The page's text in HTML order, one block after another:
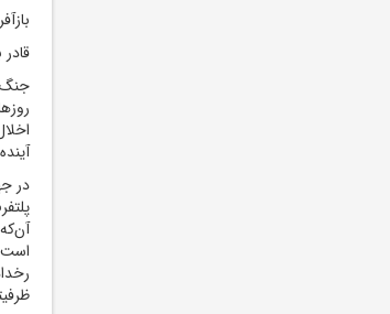
در